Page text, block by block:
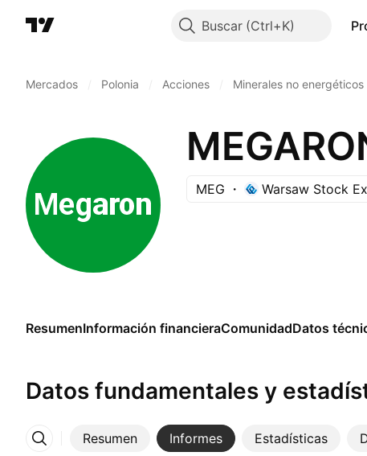
Buscar
Mercados Polonia Acciones Minerales no energéticos
MEG Warsaw Stock
ResumenInformación financieraComunidadDatos
Datos fundamentales y
Resumen Informes Estadísticas
Más